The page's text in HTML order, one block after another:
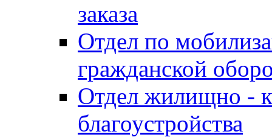
заказа
Отдел по
гражданской
Отдел жилищно -
благоустройства